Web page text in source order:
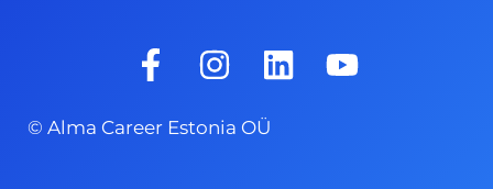
F
a
e
I
n
s
t
L
i
Y
o
© Alma Career Estonia OÜ